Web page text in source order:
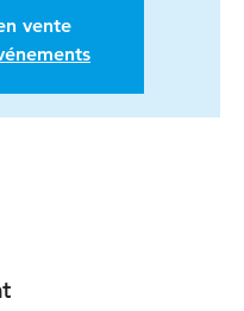
vente